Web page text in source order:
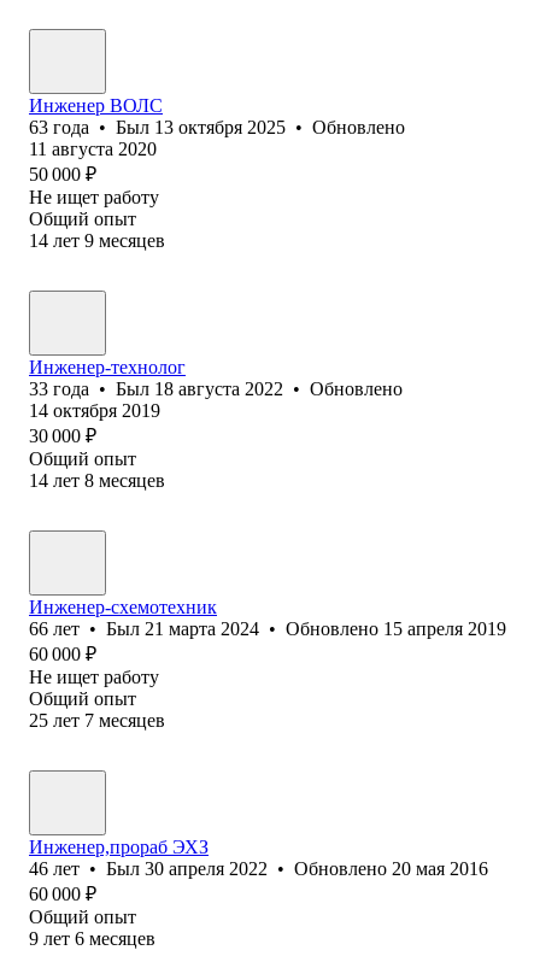
Инженер ВОЛС
63 года • Был 13 октября 2025 • Обновлено
11 августа 2020
50 000 ₽
Не ищет работу
Общий опыт
14 лет 9 месяцев
Инженер-технолог
33 года • Был 18 августа 2022 • Обновлено
14 октября 2019
30 000 ₽
Общий опыт
14 лет 8 месяцев
Инженер-схемотехник
66 лет • Был 21 марта 2024 • Обновлено 15 апреля 2019
60 000 ₽
Не ищет работу
Общий опыт
25 лет 7 месяцев
Инженер,прораб ЭХЗ
46 лет • Был 30 апреля 2022 • Обновлено 20 мая 2016
60 000 ₽
Общий опыт
9 лет 6 месяцев